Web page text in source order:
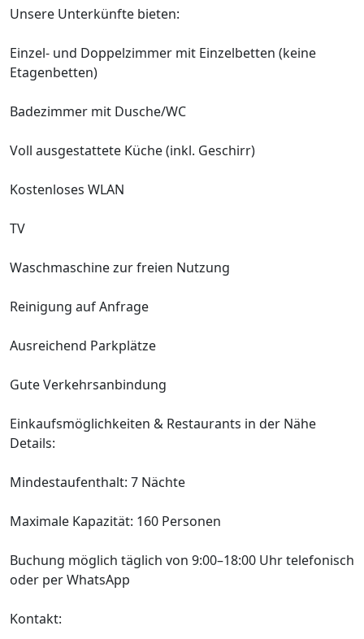
Unsere Unterkünfte bieten:
Einzel- und Doppelzimmer mit Einzelbetten (keine
Etagenbetten)
Badezimmer mit Dusche/WC
Voll ausgestattete Küche (inkl. Geschirr)
Kostenloses WLAN
TV
Waschmaschine zur freien Nutzung
Reinigung auf Anfrage
Ausreichend Parkplätze
Gute Verkehrsanbindung
Einkaufsmöglichkeiten & Restaurants in der Nähe
Details:
Mindestaufenthalt: 7 Nächte
Maximale Kapazität: 160 Personen
Buchung möglich täglich von 9:00–18:00 Uhr telefonisch
oder per WhatsApp
Kontakt: